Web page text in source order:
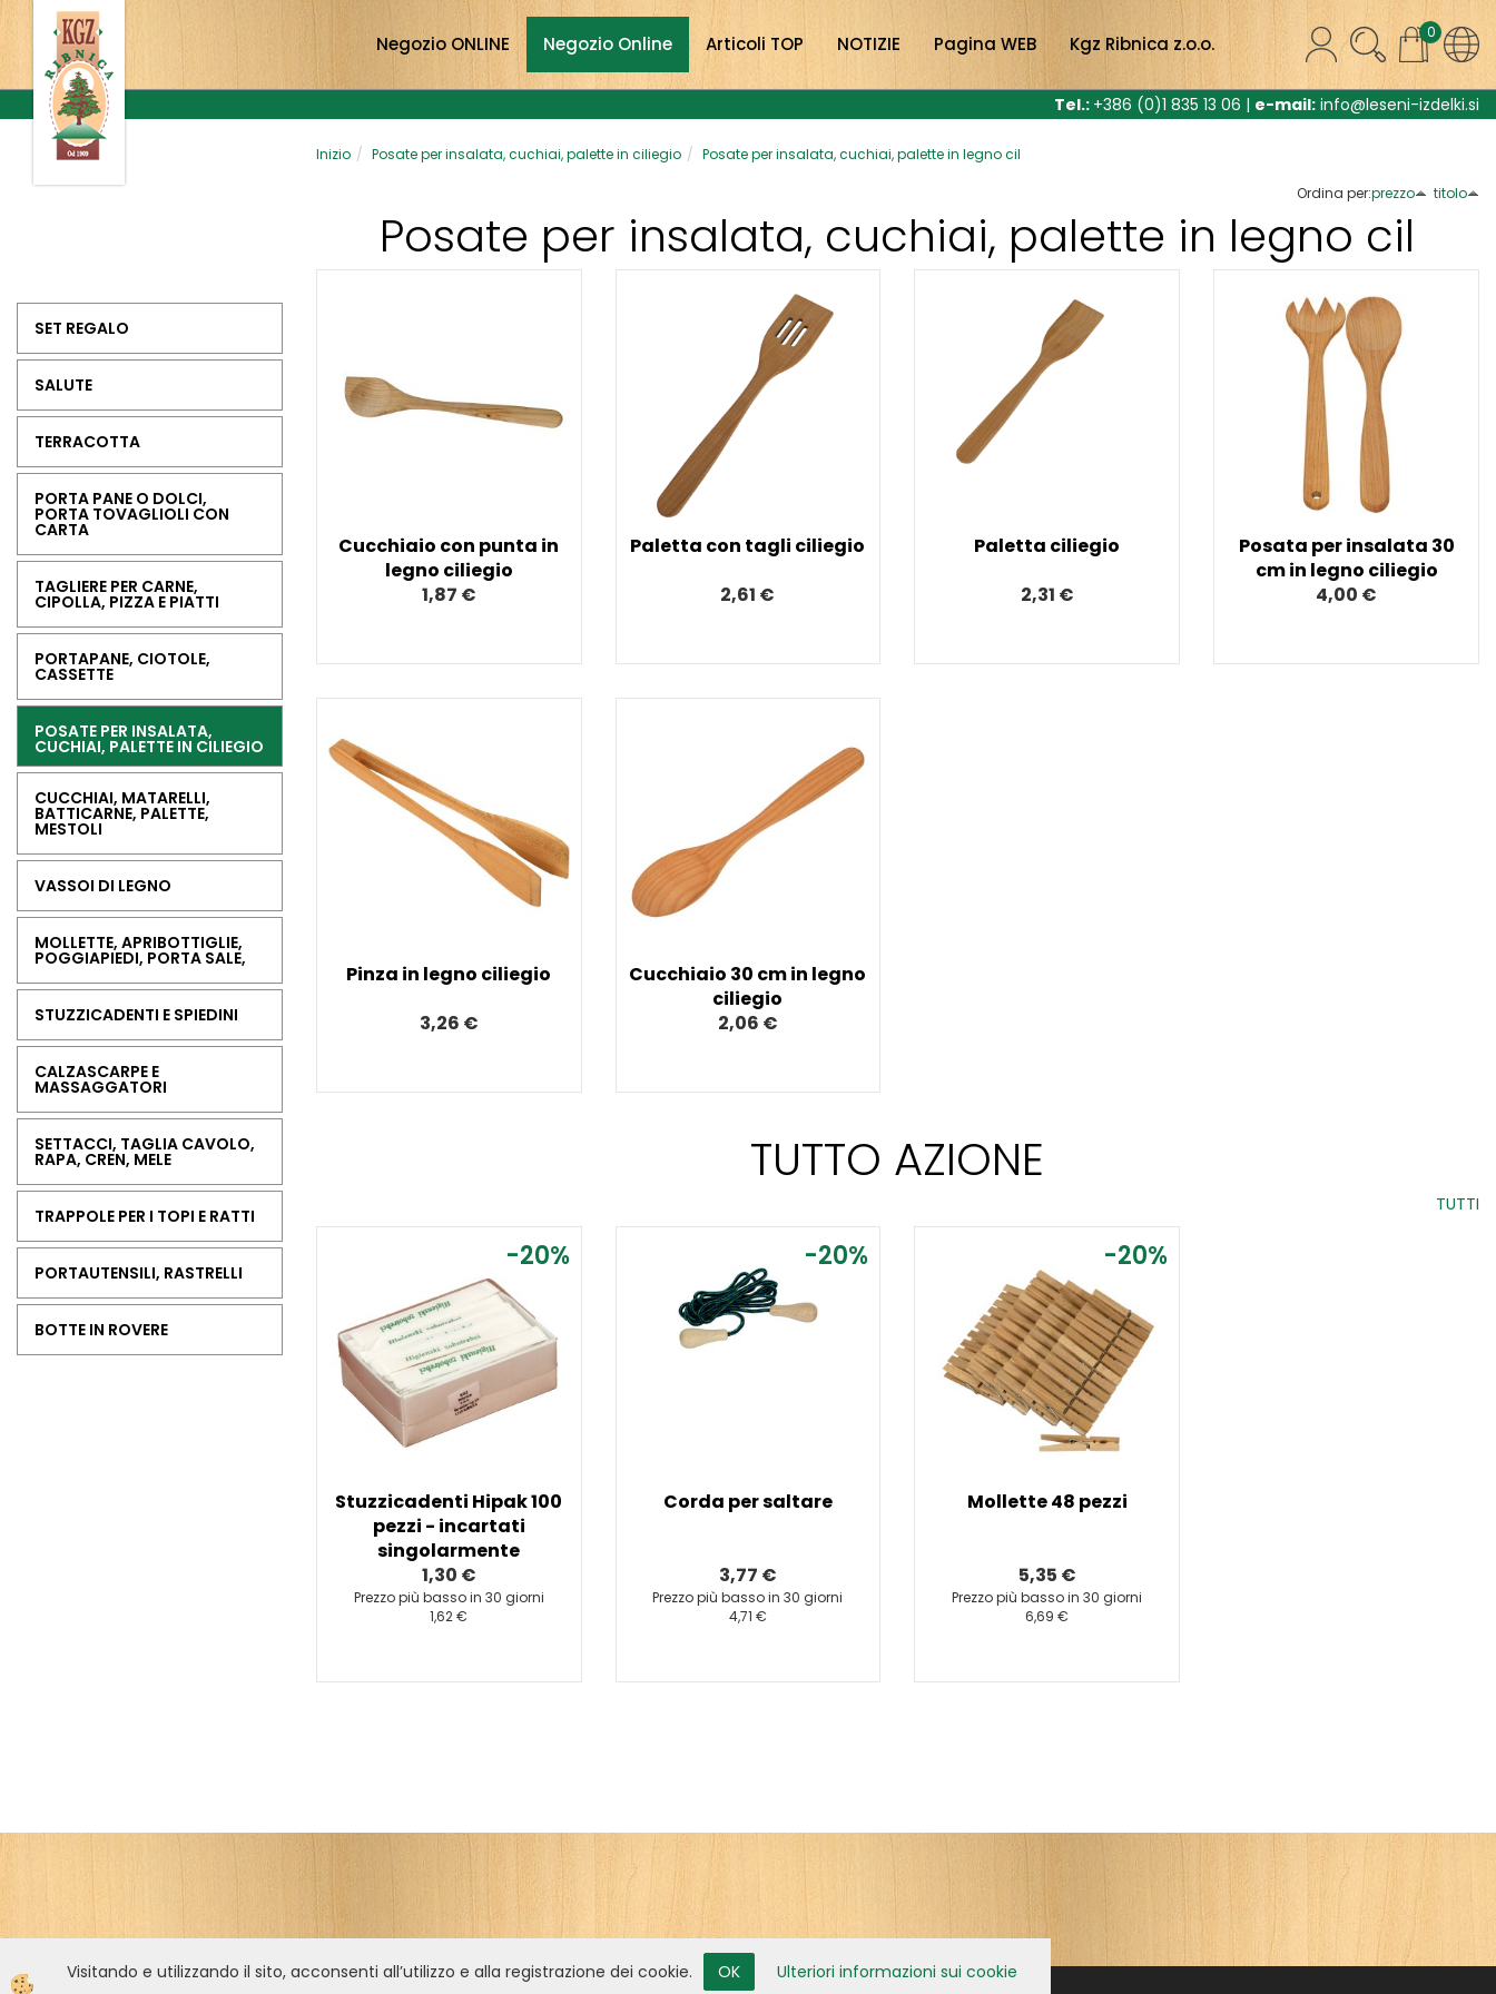
0
Negozio ONLINE Negozio Online Articoli TOP NOTIZIE Pagina WEB Kgz Ribnica z.o.o.
Tel.: +386 (0)1 835 13 06 | e-mail: info@leseni-izdelki.si
SET REGALO
SALUTE
TERRACOTTA
PORTA PANE O DOLCI,
PORTA TOVAGLIOLI CON
CARTA
TAGLIERE PER CARNE,
CIPOLLA, PIZZA E PIATTI
PORTAPANE, CIOTOLE,
CASSETTE
POSATE PER INSALATA,
CUCHIAI, PALETTE IN CILIEGIO
CUCCHIAI, MATARELLI,
BATTICARNE, PALETTE,
MESTOLI
VASSOI DI LEGNO
MOLLETTE, APRIBOTTIGLIE,
POGGIAPIEDI, PORTA SALE,
STUZZICADENTI E SPIEDINI
CALZASCARPE E
MASSAGGATORI
SETTACCI, TAGLIA CAVOLO,
RAPA, CREN, MELE
TRAPPOLE PER I TOPI E RATTI
PORTAUTENSILI, RASTRELLI
BOTTE IN ROVERE
Inizio Posate per insalata, cuchiai, palette in ciliegio Posate per insalata, cuchiai, palette in legno cil
Ordina per:prezzo titolo
Posate per insalata, cuchiai, palette in legno cil
Cucchiaio con punta in
legno ciliegio
1,87 €
Paletta con tagli ciliegio
2,61 €
Paletta ciliegio
2,31 €
Posata per insalata 30
cm in legno ciliegio
4,00 €
Pinza in legno ciliegio
3,26 €
Cucchiaio 30 cm in legno
ciliegio
2,06 €
TUTTO AZIONE
TUTTI
-20%
Stuzzicadenti Hipak 100
pezzi - incartati
singolarmente
1,30 €
Prezzo più basso in 30 giorni
1,62 €
-20%
Corda per saltare
3,77 €
Prezzo più basso in 30 giorni
4,71 €
-20%
Mollette 48 pezzi
5,35 €
Prezzo più basso in 30 giorni
6,69 €
Izdelava spletne trgovine
Visitando e utilizzando il sito, acconsenti all’utilizzo e alla registrazione dei cookie. OK Ulteriori informazioni sui cookie